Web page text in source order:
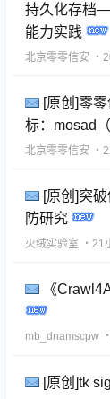
持久化存档
能力实践
北京零零信安 ・
[原创]零
标：mosad（
北京零零信安 ・
[原创]突
防研究
火绒实验室 ・21
《
mb_dnamscpw
[原创]tk